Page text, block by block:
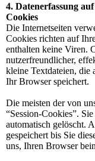
4. Datenerfassung
Cookies
Die Internetseiten
Cookies richten auf
enthalten keine Viren.
nutzerfreundlicher,
kleine Textdateien, die
Ihr Browser speichert.
Die meisten der von
“Session-Cookies”.
automatisch gelöscht.
gespeichert bis Sie
uns, Ihren Browser